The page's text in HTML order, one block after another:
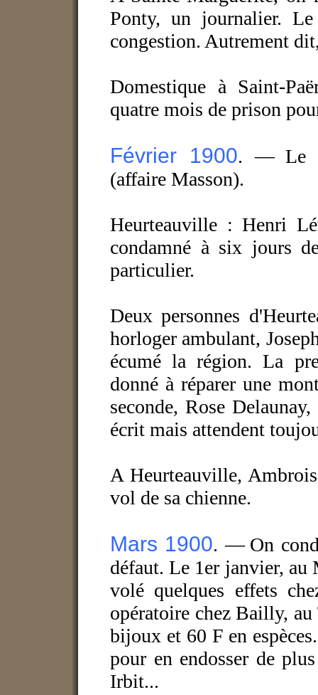
Ponty, un journalier.
congestion. Autrement
Domestique à Saint-
quatre mois de prison
Février 1900. — Le
(affaire Masson).
Heurteauville : Henri
condamné à six jours
particulier.
Deux personnes
horloger ambulant,
écumé la région. La
donné à réparer une
seconde, Rose
écrit mais attendent
A Heurteauville,
vol de sa chienne.
Mars 1900. — On
défaut. Le 1er janvier, au
volé quelques effets
opératoire chez Bailly,
bijoux et 60 F en
pour en endosser de
Irbit...